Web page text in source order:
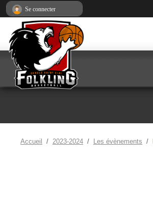
Accueil 2023-2024 Les évènements
Se connecter
Panneau de gestion des cookies